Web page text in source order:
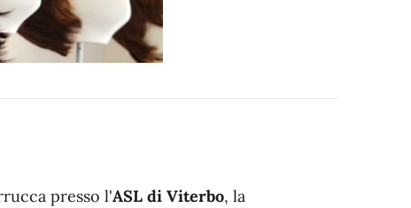
presso l'ASL di Viterbo, la